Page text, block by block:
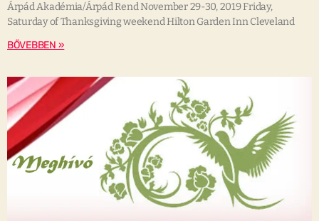
Árpád Akadémia/Árpád Rend November 29-30, 2019 Friday,
Saturday of Thanksgiving weekend Hilton Garden Inn Cleveland
BŐVEBBEN »